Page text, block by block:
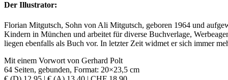
Der Illustrator:
Florian Mitgutsch, Sohn von Ali Mitgutsch, geboren 1964 und
Kindern in München und arbeitet für diverse Buchverlage,
liegen ebenfalls als Buch vor. In letzter Zeit widmet er sich immer
Mit einem Vorwort von Gerhard Polt
64 Seiten, gebunden, Format: 20×23,5 cm